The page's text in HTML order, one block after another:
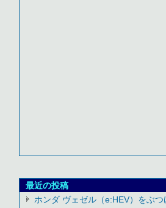
最近の投稿
ホンダ ヴェゼル（e:HEV）をぶつ